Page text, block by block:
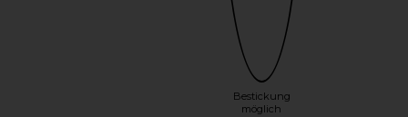
Bestickung
möglich